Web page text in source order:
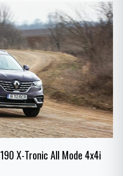
X-Tronic All Mode 4x4i